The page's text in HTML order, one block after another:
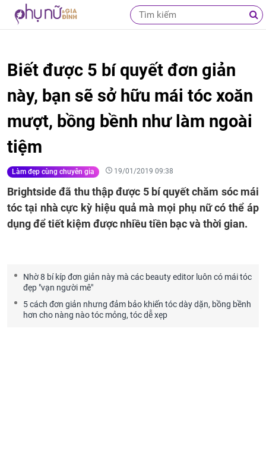
Biết được 5 bí quyết đơn giản
này, bạn sẽ sở hữu mái tóc xoăn
mượt, bồng bềnh như làm ngoài
tiệm
Làm đẹp cùng chuyên gia 19/01/2019 09:38
Brightside đã thu thập được 5 bí quyết chăm sóc mái
tóc tại nhà cực kỳ hiệu quả mà mọi phụ nữ có thể áp
dụng để tiết kiệm được nhiều tiền bạc và thời gian.
Nhờ 8 bí kíp đơn giản này mà các beauty editor luôn có mái tóc
đẹp "vạn người mê"
5 cách đơn giản nhưng đảm bảo khiến tóc dày dặn, bồng bềnh
hơn cho nàng nào tóc mỏng, tóc dễ xẹp